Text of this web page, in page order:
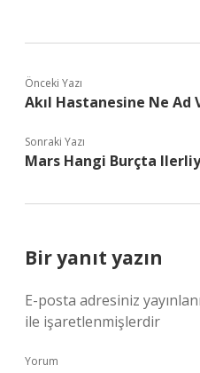
Önceki Yazı
Akıl Hastanesine Ne Ad
Sonraki Yazı
Mars Hangi Burçta
Bir yanıt yazın
E-posta adresiniz
ile işaretlenmişlerdir
Yorum